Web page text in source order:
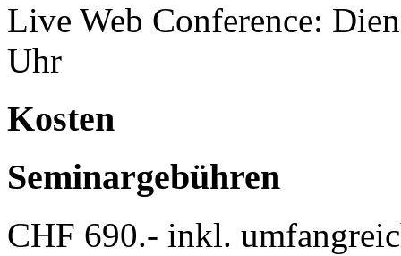
Live Web Conference:
Uhr
Kosten
Seminargebühren
CHF 690.- inkl.